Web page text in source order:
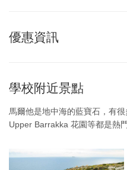
優惠資訊
學校附近景點
馬爾他是地中海的藍寶石，有
Upper Barrakka 花園等都是熱